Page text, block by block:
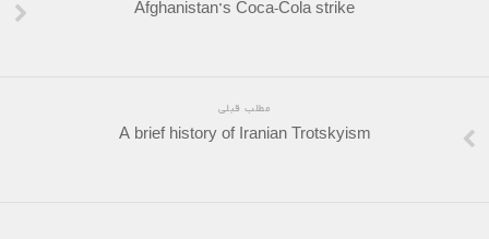
Afghanistan’s Coca-Cola strike
مطلب قبلی
A brief history of Iranian Trotskyism